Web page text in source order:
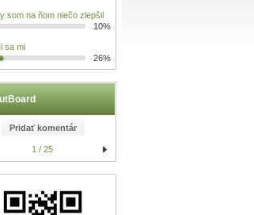
som na ňom niečo zlepšil
10%
sa mi
26%
Pridať komentár
1 / 25